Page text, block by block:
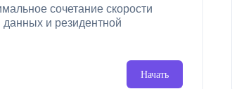
сочетание скорости
данных и резидентной
Начать